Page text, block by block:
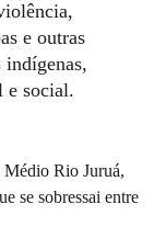
e outras
e social.